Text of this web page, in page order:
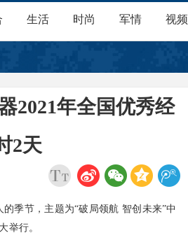
生活 时尚 军情 视频
2021年全国优秀经
2天
季节，主题为“破局领航 智创未来”中
举行。